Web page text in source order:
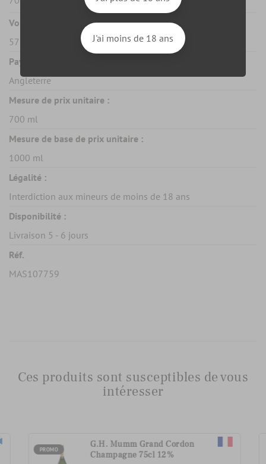
Vol. d'alcool :
57%
Pays :
Angleterre
Mesure de prix unitaire :
700 ml
Mesure de base de prix unitaire :
1000 ml
Légalité :
Interdiction aux mineurs de moins de 18 ans
Disponibilité :
Livraison 5 - 6 jours
Réf.
MAS107759
Ces produits sont susceptibles de vous
intéresser
PROMO
G.H. Mumm Grand Cordon
Champagne 75cl 12%
J'ai moins de 18 ans